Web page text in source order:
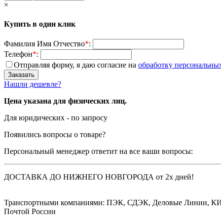
×
Купить в один клик
Фамилия Имя Отчество*:
Телефон*:
Отправляя форму, я даю согласие на обработку
Нашли дешевле?
Цена указана для физических лиц.
Для юридических - по запросу
Появились вопросы о товаре?
Персональный менеджер ответит на все ваши вопросы:
ДОСТАВКА ДО НИЖНЕГО НОВГОРОДА от 2х дней!
Транспортными компаниями: ПЭК, СДЭК, Деловые Линии,
Почтой России